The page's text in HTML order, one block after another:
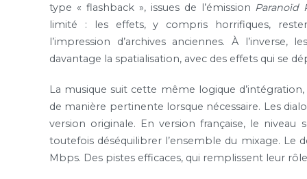
type « flashback », issues de l’émission Paranoïd
limité : les effets, y compris horrifiques,
l’impression d’archives anciennes. À
davantage la spatialisation, avec des effets qui se
La musique suit cette même logique
de manière pertinente lorsque nécessaire. Les
version originale. En version française, le
toutefois déséquilibrer l’ensemble du mixage. Le
Mbps. Des pistes efficaces, qui remplissent leur